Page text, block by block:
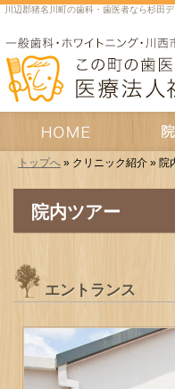
院内ツアー
川辺郡猪名川町の歯科・歯医者なら杉田
トップへ » クリニック紹介 » 院
エントランス